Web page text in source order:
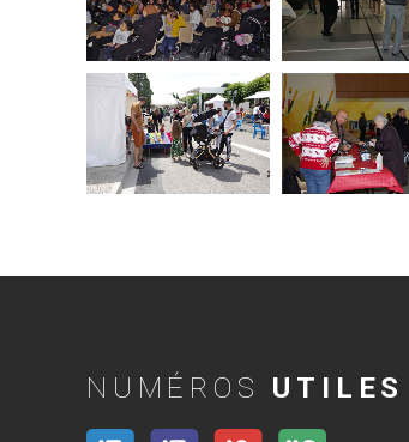
NUMÉROS UTILES